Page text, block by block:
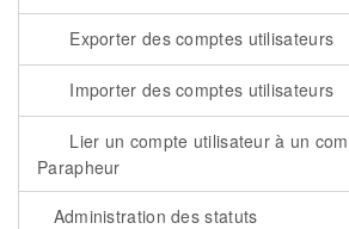
Exporter des comptes utilisateurs
Importer des comptes utilisateurs
Lier un compte utilisateur à un
Parapheur
Administration des statuts